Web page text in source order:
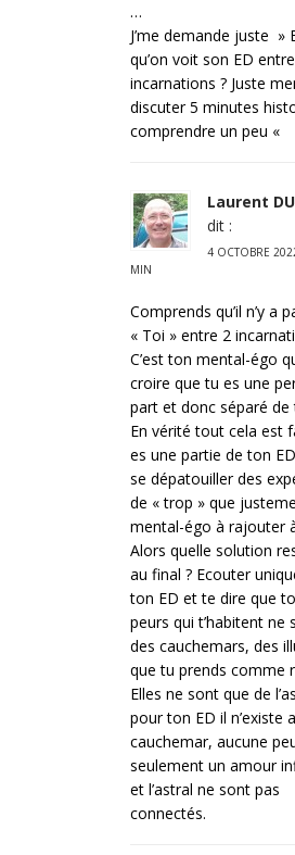
…
J’me demande juste »
qu’on voit son ED
incarnations ? Juste
discuter 5 minutes
comprendre un peu «
Laurent
dit :
4 OCTOBRE
MIN
Comprends qu’il n’y a
« Toi » entre 2
C’est ton mental-égo
croire que tu es une
part et donc séparé de
En vérité tout cela est
es une partie de ton
se dépatouiller des
de « trop » que
mental-égo à rajouter
Alors quelle solution
au final ? Ecouter
ton ED et te dire que
peurs qui t’habitent ne
des cauchemars, des
que tu prends comme
Elles ne sont que de
pour ton ED il n’existe
cauchemar, aucune
seulement un amour
et l’astral ne sont pas
connectés.